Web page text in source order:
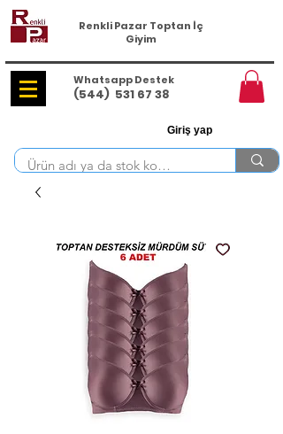
Renkli Pazar Toptan İç
Giyim
Whatsapp Destek
(544) 531 67 38
Giriş yap